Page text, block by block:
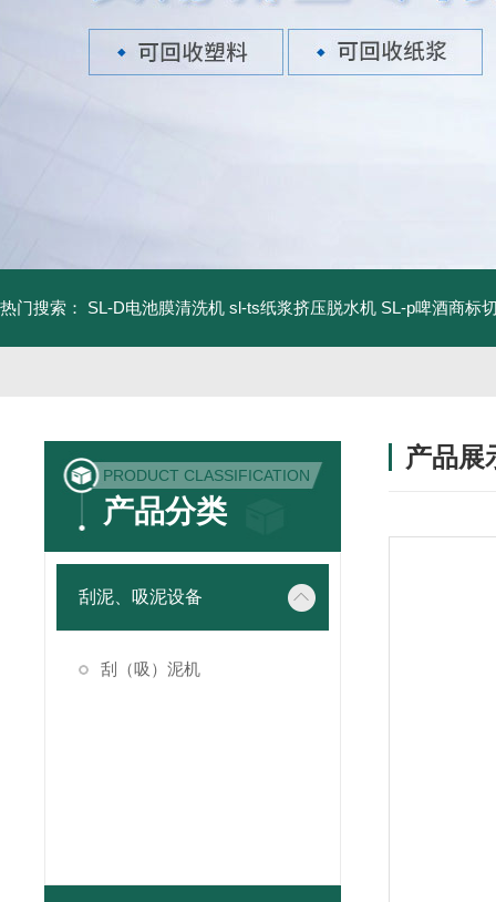
热门搜索： SL-D电池膜清洗机 sl-ts纸浆挤压脱水机 SL-p啤酒商标
PRODUCT CLASSIFICATION
产品分类
刮泥、吸泥设备
刮（吸）泥机
产品展